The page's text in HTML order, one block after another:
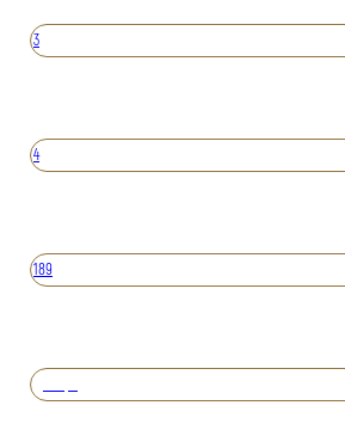
3
4
189